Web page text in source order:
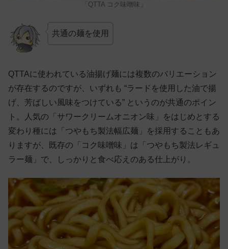
「QTTA コク味噌味」
共通の麺を使用
QTTAに使われている油揚げ麺には複数のバリエーション
が存在するのですが、いずれも “ラードを使用した油で揚
げ、芳ばしい風味をつけている” というのが共通のポイン
ト。人気の「サワークリームオニオン味」をはじめとする
変わり種には「つやもち製法幅広麺」を採用することもあ
りますが、既存の「コク味噌味」は「つやもち製法レギュ
ラー麺」で、しっかりと食べ応えのある仕上がり。